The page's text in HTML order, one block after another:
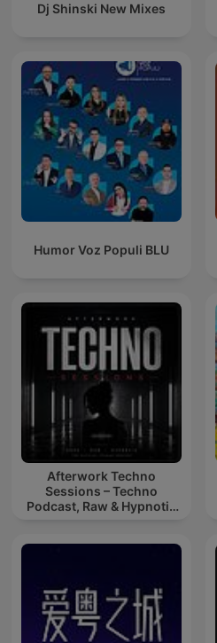
Dj Shinski New Mixes
Humor Voz Populi BLU
Afterwork Techno
Sessions – Techno
Podcast, Raw & Hypnotic